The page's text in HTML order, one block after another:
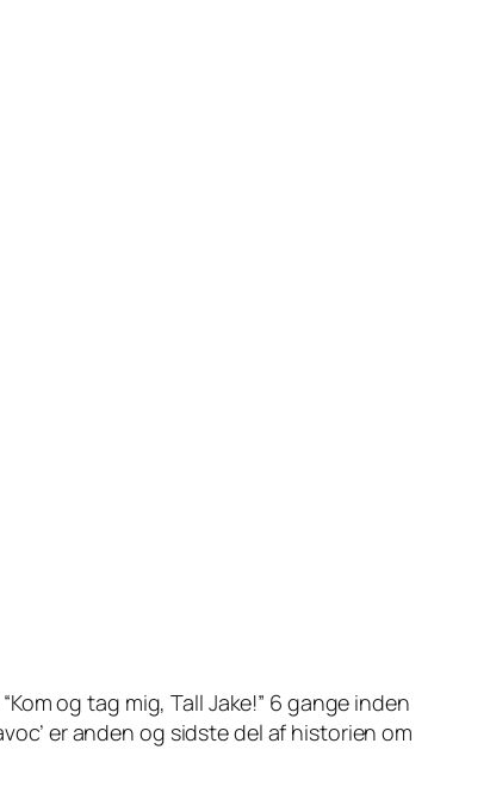
og tag mig, Tall Jake!” 6 gange inden
er anden og sidste del af historien om